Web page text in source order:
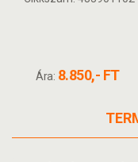
Ára: 8.850,- FT